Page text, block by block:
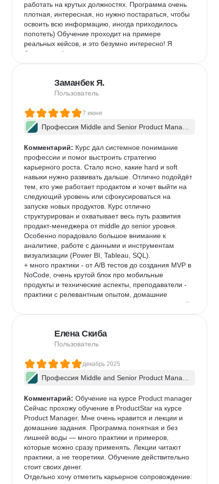
работать на крутых должностях. Программа очень
плотная, интересная, но нужно постараться, чтобы
освоить всю информацию, иногда приходилось
попотеть) Обучение проходит на примере
реальных кейсов, и это безумно интересно! Я
брала тариф с индивидуальными консультациями,
профессиональные рекомендации. Мой личный
результат после прохождения курса: моя зарплата
расширилась до управления целым направлением.
Однозначно рекомендую тем, кто готов
вкладываться в себя серьезно.
Заманбек Я.
Пользователь
7 июня
Профессия Middle and Senior Product Manag
Комментарий: Курс дал системное понимание
профессии и помог выстроить стратегию
карьерного роста. Стало ясно, какие hard и soft
навыки нужно развивать дальше. Отлично подойдёт
тем, кто уже работает продактом и хочет выйти на
следующий уровень или сфокусироваться на
запуске новых продуктов. Курс отлично
структурирован и охватывает весь путь развития
продакт-менеджера от middle до senior уровня.
Особенно порадовало большое внимание к
аналитике, работе с данными и инструментам
визуализации (Power BI, Tableau, SQL).
+ много практики - от A/B тестов до создания MVP в
NoCode, очень крутой блок про мобильные
продукты и технические аспекты, преподаватели -
практики с релевантным опытом, домашние
задания помогают закрепить материал, а итоговый
- хотелось бы офлайн доступа на мобильном
приложении, чтобы изучать курс во время перелетов
Елена Скиба
Пользователь
декабрь 2025
Профессия Middle and Senior Product Manag
Комментарий: Обучение на курсе Product manager
Сейчас прохожу обучение в ProductStar на курсе
Product Manager. Мне очень нравится и лекции и
домашние задания. Программа понятная и без
лишней воды — много практики и примеров,
которые можно сразу применять. Лекции читают
практики, а не теоретики. Обучение действительно
стоит своих денег.
Отдельно хочу отметить карьерное сопровождение: